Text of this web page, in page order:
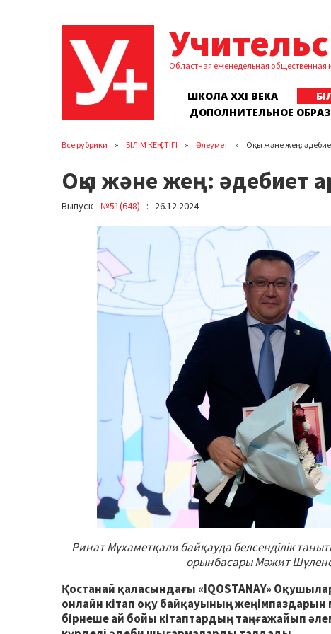
Областная еженедельная
ШКОЛА XXI ВЕКА
ДОПОЛНИТЕЛЬНОЕ
Все рубрики БІЛІМ КЕҢІСТІГІ Әлеумет Оқы және жең:
Оқы және жең: әдебиет
Выпуск -№51(648) : 26.12.2024
Ринат Мұхаметқали байқауда белсенділік
орынбасары Мәжит
Қостанай қаласындағы «IQOSTANAY»
онлайн кітап оқу байқауының
бірнеше ай бойы кітаптардың таңғажайып